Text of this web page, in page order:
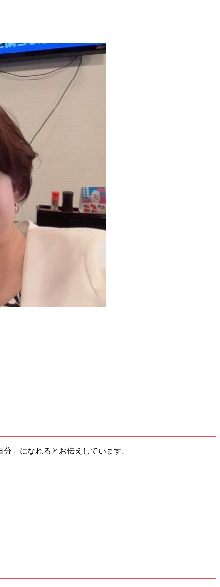
になれるとお伝えしています。